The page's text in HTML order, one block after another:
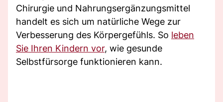
Chirurgie und Nahrungsergänzungsmittel
handelt es sich um natürliche Wege zur
Verbesserung des Körpergefühls. So leben
Sie Ihren Kindern vor, wie gesunde
Selbstfürsorge funktionieren kann.